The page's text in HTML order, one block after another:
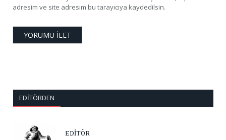
adresim ve site adresim bu tarayıcıya kaydedilsin.
EDITÖRDEN
EDİTÖR